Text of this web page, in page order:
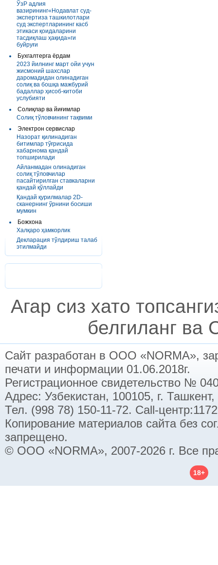
ЎзР адлия
вазирининг«Нодавлат суд-
экспертиза ташкилотлари
суд экспертларининг касб
этикаси қоидаларини
тасдиқлаш ҳақида»ги
буйруғи
Бухгалтерга ёрдам
2023 йилнинг март ойи учун
жисмоний шахслар
даромадидан олинадиган
солиқ ва бошқа мажбурий
бадаллар ҳисоб-китоби
услубияти
Солиқлар ва йиғимлар
Солиқ тўловчининг тақвими
Электрон сервислар
Назорат қилинадиган
битимлар тўғрисида
хабарнома қандай
топширилади
Айланмадан олинадиган
солиқ тўловчилар
пасайтирилган ставкаларни
қандай қўллайди
Қандай қурилмалар 2D-
сканернинг ўрнини босиши
мумкин
Божхона
Халқаро ҳамкорлик
Декларация тўлдириш талаб
этилмайди
Агар сиз хато
белгиланг ва
Сайт разработан в ООО «NORMA»,
печати и информации 01.06.2018г.
Регистрационное свидетельство №
Адрес: Узбекистан, 100105, г.
Тел. (998 78) 150-11-72. Call-
Копирование материалов сайта без
запрещено.
© ООО «NORMA», 2007-2026 г. Все
18+